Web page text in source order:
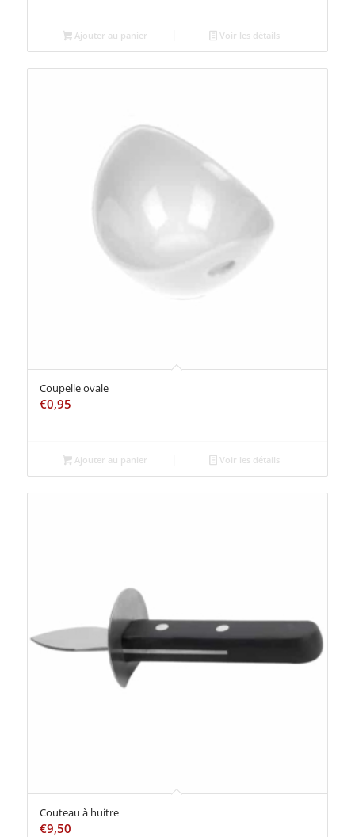
Ajouter au panier Voir les détails
Coupelle ovale
€0,95
Ajouter au panier Voir les détails
Couteau à huitre
€9,50